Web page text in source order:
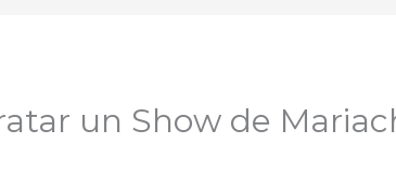
un Show de